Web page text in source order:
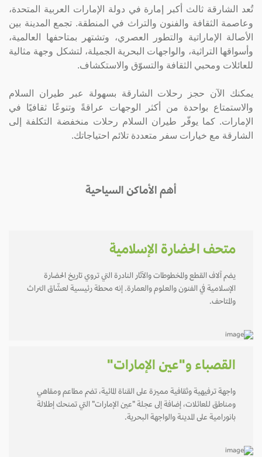
تُعد الشارقة ثالث أكبر إمارة في دولة الإمارات العربية المتحدة،
وعاصمة الثقافة والفنون والتراث في المنطقة. تجمع المدينة بين
الأصالة الإماراتية والتطور العصري، وتشتهر بمتاحفها العالمية،
وأسواقها التراثية، والواجهات البحرية الجميلة، لتشكل وجهة مثالية
للعائلات ومحبي الثقافة والتسوّق والاستكشاف.
يمكنك الآن حجز رحلات الشارقة بسهولة عبر طيران السلام
والاستمتاع بواحدة من أكثر الوجهات عراقةً وتنوعًا ثقافيًا في
الإمارات. كما يوفّر طيران السلام رحلات منخفضة التكلفة إلى
الشارقة مع خيارات سفر متعددة تلائم احتياجاتك.
أهم الأماكن السياحية
متحف الحضارة الإسلامية
يضم آلاف القطع والمخطوطات والآثار النادرة التي تروي تاريخ الحضارة
الإسلامية في الفنون والعلوم والعمارة. إنه محطة رئيسية لعشّاق التراث
والمتاحف.
القصباء و"عين الإمارات"
واجهة ترفيهية وثقافية مميزة على القناة المائية، تضم مطاعم ومقاهي
ومناطق للعائلات، إضافة إلى عجلة "عين الإمارات" التي تمنحك إطلالة
بانورامية على المدينة والواجهة البحرية.